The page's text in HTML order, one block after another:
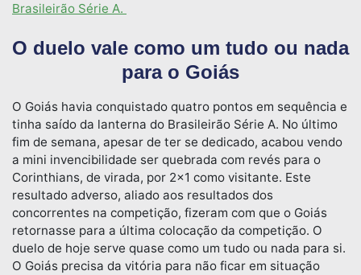
Brasileirão Série A.
O duelo vale como um tudo ou nada
para o Goiás
O Goiás havia conquistado quatro pontos em sequência e
tinha saído da lanterna do Brasileirão Série A. No último
fim de semana, apesar de ter se dedicado, acabou vendo
a mini invencibilidade ser quebrada com revés para o
Corinthians, de virada, por 2×1 como visitante. Este
resultado adverso, aliado aos resultados dos
concorrentes na competição, fizeram com que o Goiás
retornasse para a última colocação da competição. O
duelo de hoje serve quase como um tudo ou nada para si.
O Goiás precisa da vitória para não ficar em situação